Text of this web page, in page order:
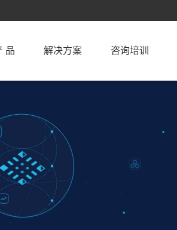
品 解决方案 咨询培训